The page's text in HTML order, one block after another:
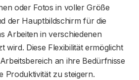
oder Fotos in voller Größe
der Hauptbildschirm für die
Arbeiten in verschiedenen
wird. Diese Flexibilität ermöglicht
an ihre Bedürfnisse
Produktivität zu steigern.